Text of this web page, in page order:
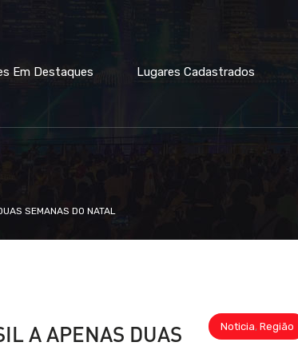
Em Destaques Lugares Cadastrados
SEMANAS DO NATAL
Noticia, Região
A APENAS DUAS